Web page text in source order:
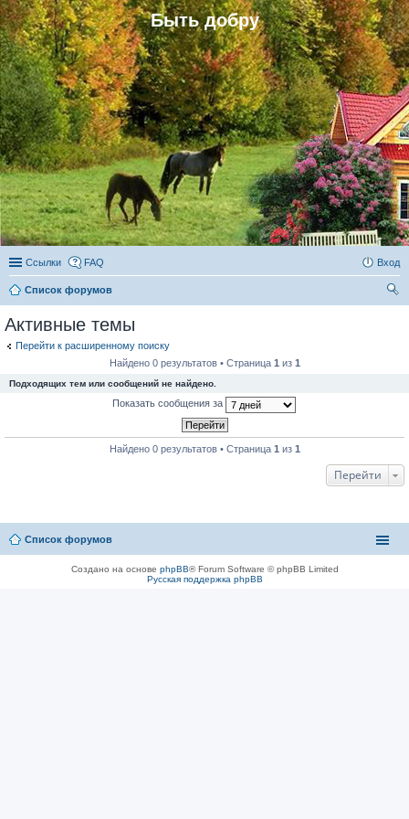
Быть добру
Ссылки FAQ Вход
Список форумов
Активные темы
Перейти к расширенному поиску
Найдено 0 результатов • Страница 1 из 1
Подходящих тем или сообщений не найдено.
Показать сообщения за
Найдено 0 результатов • Страница 1 из 1
Перейти
Список форумов
Создано на основе phpBB® Forum Software © phpBB Limited
Русская поддержка phpBB